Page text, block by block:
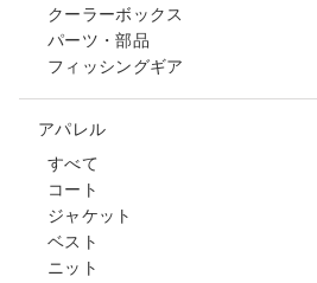
クーラーボックス
パーツ・部品
フィッシングギア
アパレル
すべて
コート
ジャケット
ベスト
ニット